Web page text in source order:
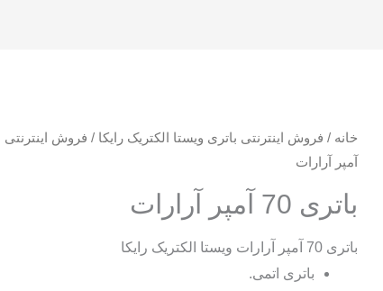
خانه / فروش اینترنتی باتری ویستا الکتریک رایکا / فروش اینترنتی
آمپر آرارات
باتری 70 آمپر آرارات
باتری 70 آمپر آرارات ویستا الکتریک رایکا
باتری اتمی.